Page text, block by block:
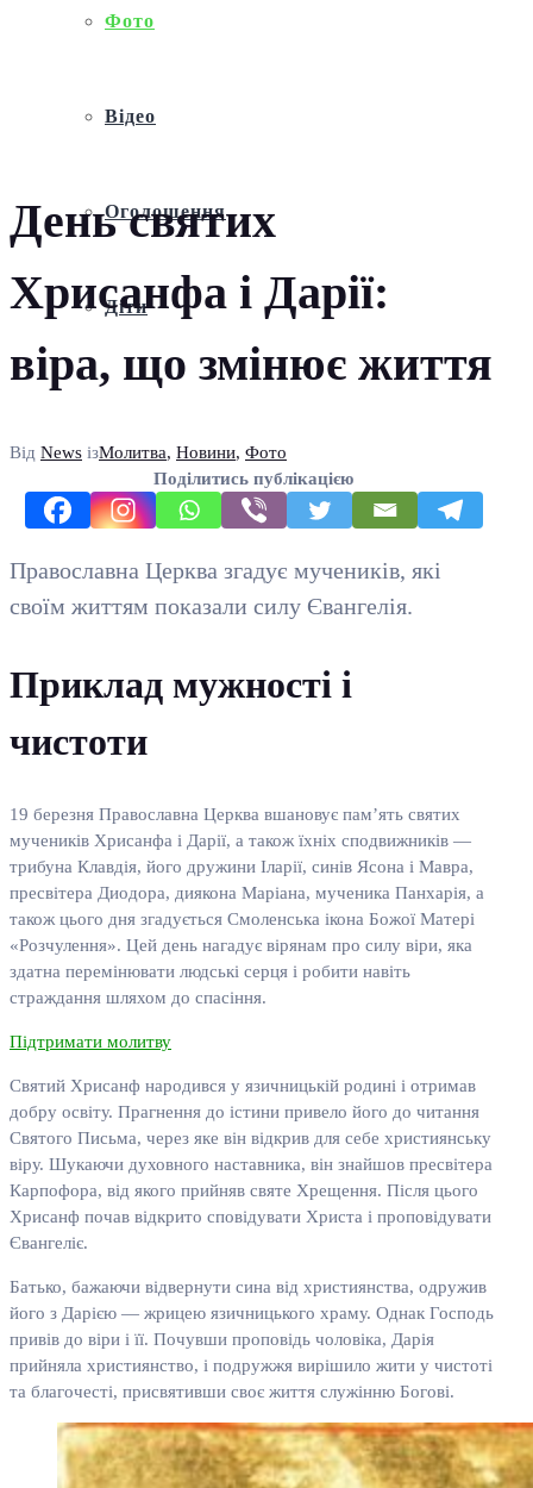
Фото
Відео
Оголошення
Діти
День святих
Хрисанфа і Дарії:
віра, що змінює життя
Від News ізМолитва, Новини, Фото
Поділитись публікацією
Православна Церква згадує мучеників, які
своїм життям показали силу Євангелія.
Приклад мужності і
чистоти
19 березня Православна Церква вшановує пам’ять святих
мучеників Хрисанфа і Дарії, а також їхніх сподвижників —
трибуна Клавдія, його дружини Іларії, синів Ясона і Мавра,
пресвітера Диодора, диякона Маріана, мученика Панхарія, а
також цього дня згадується Смоленська ікона Божої Матері
«Розчулення». Цей день нагадує вірянам про силу віри, яка
здатна перемінювати людські серця і робити навіть
страждання шляхом до спасіння.
Підтримати молитву
Святий Хрисанф народився у язичницькій родині і отримав
добру освіту. Прагнення до істини привело його до читання
Святого Письма, через яке він відкрив для себе християнську
віру. Шукаючи духовного наставника, він знайшов пресвітера
Карпофора, від якого прийняв святе Хрещення. Після цього
Хрисанф почав відкрито сповідувати Христа і проповідувати
Євангеліє.
Батько, бажаючи відвернути сина від християнства, одружив
його з Дарією — жрицею язичницького храму. Однак Господь
привів до віри і її. Почувши проповідь чоловіка, Дарія
прийняла християнство, і подружжя вирішило жити у чистоті
та благочесті, присвятивши своє життя служінню Богові.